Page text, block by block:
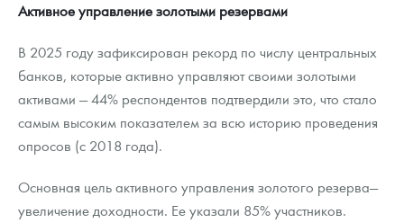
Активное управление золотыми резервами
В 2025 году зафиксирован рекорд по числу центральных
банков, которые активно управляют своими золотыми
активами — 44% респондентов подтвердили это, что стало
самым высоким показателем за всю историю проведения
опросов (с 2018 года).
Основная цель активного управления золотого резерва—
увеличение доходности. Ее указали 85% участников.